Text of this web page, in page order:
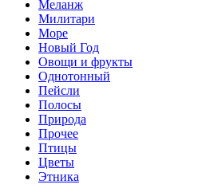
Меланж
Милитари
Море
Новый Год
Овощи и фрукты
Однотонный
Пейсли
Полосы
Природа
Прочее
Птицы
Цветы
Этника